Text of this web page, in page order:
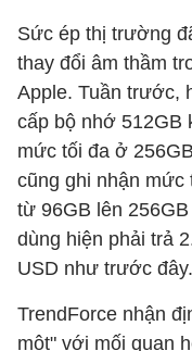
Sức ép thị trường
thay đổi âm thầm
Apple. Tuần trước,
cấp bộ nhớ 512GB
mức tối đa ở
cũng ghi nhận mức
từ 96GB lên
dùng hiện phải trả
USD như trước đây.
TrendForce nhận
một" với mối quan